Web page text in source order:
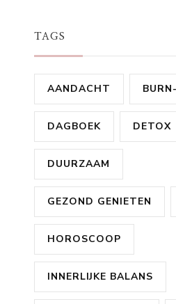
TAGS
AANDACHT
DAGBOEK DETOX
DUURZAAM
GEZOND GENIETEN
HOROSCOOP
INNERLIJKE BALANS